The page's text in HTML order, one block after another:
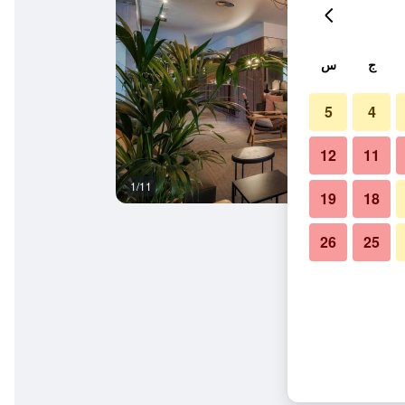
1/11
ج س
4
5
11
12
18
19
25
26